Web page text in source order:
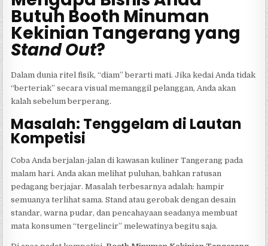
Butuh Booth Minuman
Kekinian Tangerang yang
Stand Out?
Dalam dunia ritel fisik, “diam” berarti mati. Jika kedai Anda tidak
“berteriak” secara visual memanggil pelanggan, Anda akan
kalah sebelum berperang.
Masalah: Tenggelam di Lautan
Kompetisi
Coba Anda berjalan-jalan di kawasan kuliner Tangerang pada
malam hari. Anda akan melihat puluhan, bahkan ratusan
pedagang berjajar. Masalah terbesarnya adalah: hampir
semuanya terlihat sama. Stand atau gerobak dengan desain
standar, warna pudar, dan pencahayaan seadanya membuat
mata konsumen “tergelincir” melewatinya begitu saja.